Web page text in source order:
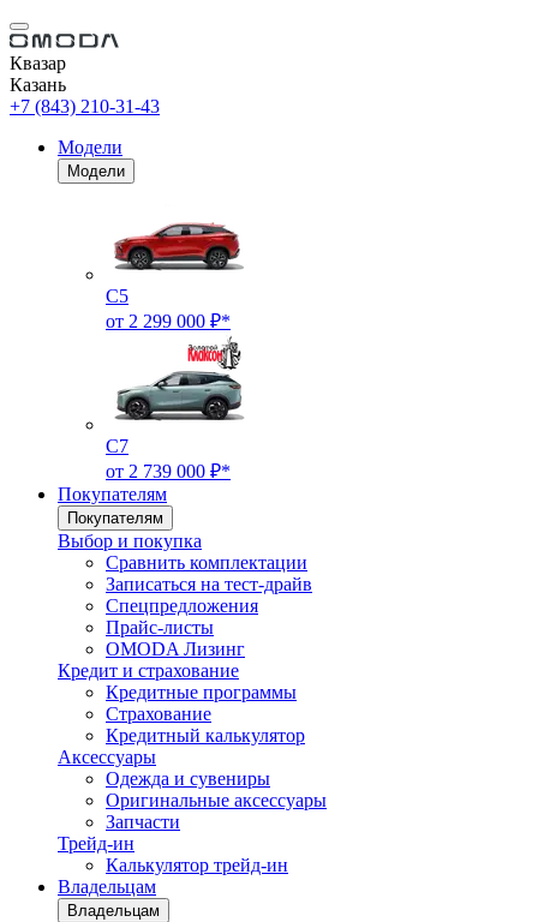
Квазар
Казань
+7 (843) 210-31-43
Модели
Модели
C5
от 2 299 000 ₽*
C7
от 2 739 000 ₽*
Покупателям
Покупателям
Выбор и покупка
Сравнить комплектации
Записаться на тест-драйв
Cпецпредложения
Прайс-листы
OMODA Лизинг
Кредит и страхование
Кредитные программы
Страхование
Кредитный калькулятор
Аксессуары
Одежда и сувениры
Оригинальные аксессуары
Запчасти
Трейд-ин
Калькулятор трейд-ин
Владельцам
Владельцам